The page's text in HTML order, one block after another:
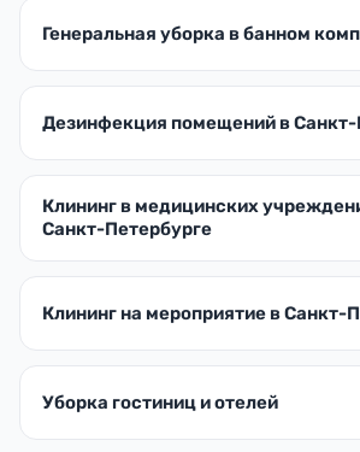
Генеральная уборка в банном
Дезинфекция помещений в Санкт-
Клининг в медицинских
Санкт-Петербурге
Клининг на мероприятие в Санкт-
Уборка гостиниц и отелей